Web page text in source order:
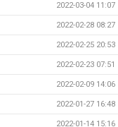
2022-03-04 11:07
2022-02-28 08:27
2022-02-25 20:53
2022-02-23 07:51
2022-02-09 14:06
2022-01-27 16:48
2022-01-14 15:16